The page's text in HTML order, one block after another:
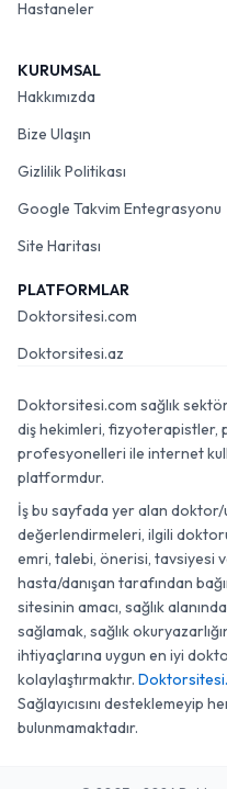
Hastaneler
KURUMSAL
Hakkımızda
Bize Ulaşın
Gizlilik Politikası
Google Takvim Entegrasyonu
Site Haritası
PLATFORMLAR
Doktorsitesi.com
Doktorsitesi.az
Doktorsitesi.com sağlık
diş hekimleri, fizyoterapistler,
profesyonelleri ile internet
platformdur.
İş bu sayfada yer alan doktor/
değerlendirmeleri, ilgili
emri, talebi, önerisi, tavsiyesi
hasta/danışan tarafından
sitesinin amacı, sağlık
sağlamak, sağlık
ihtiyaçlarına uygun en iyi
kolaylaştırmaktır.
Sağlayıcısını desteklemeyip
bulunmamaktadır.